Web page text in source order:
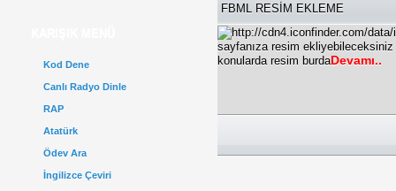
Kod Dene
Canlı Radyo Dinle
RAP
Atatürk
Ödev Ara
İngilizce Çeviri
FBML RESİM EKLEME
sayfanıza resim
konularda resim burdaDevamı..